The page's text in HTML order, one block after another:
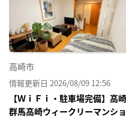
高崎市
情報更新日 2026/08/09 12:56
【ＷｉＦｉ・駐車場完備】
群馬高崎ウィークリーマンシ